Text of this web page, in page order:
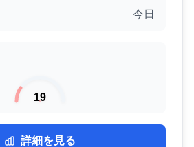
今日
19
詳細を見る